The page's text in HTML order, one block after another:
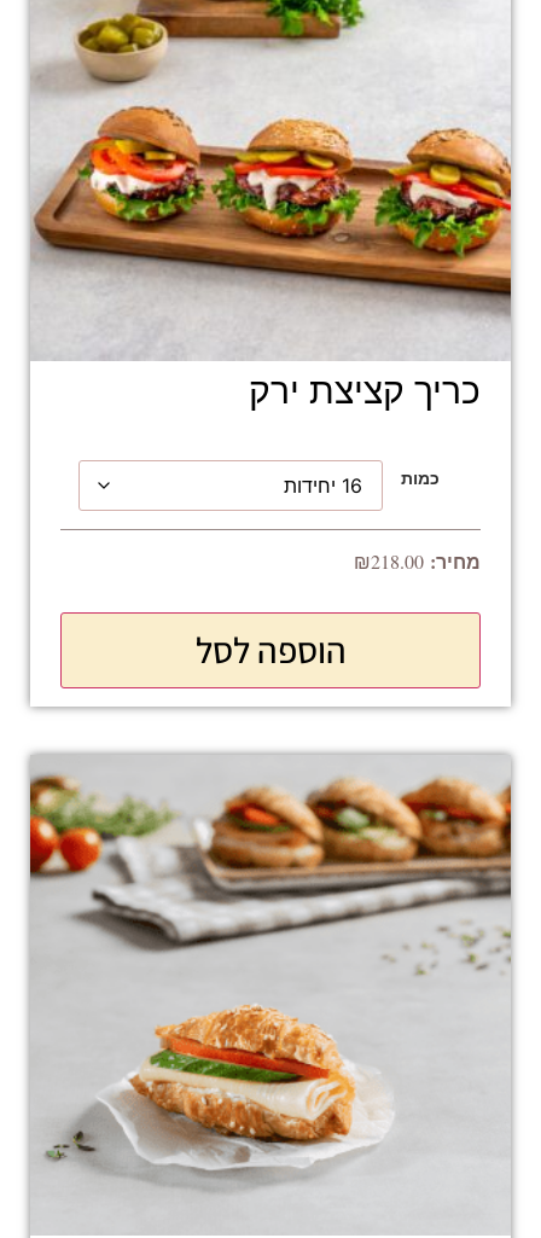
כריך קציצת ירק
כמות
₪218.00
הוספה לסל